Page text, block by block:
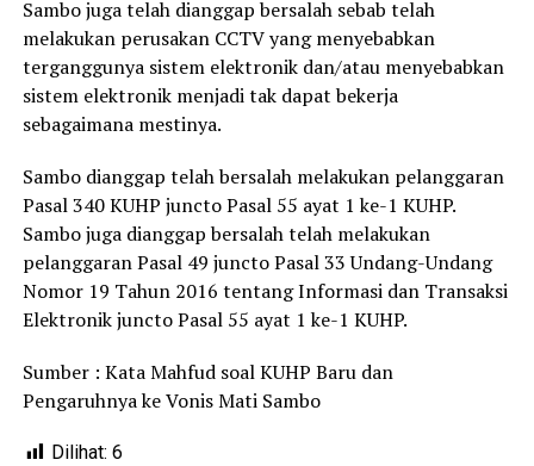
Sambo juga telah dianggap bersalah sebab telah
melakukan perusakan CCTV yang menyebabkan
terganggunya sistem elektronik dan/atau menyebabkan
sistem elektronik menjadi tak dapat bekerja
sebagaimana mestinya.
Sambo dianggap telah bersalah melakukan pelanggaran
Pasal 340 KUHP juncto Pasal 55 ayat 1 ke-1 KUHP.
Sambo juga dianggap bersalah telah melakukan
pelanggaran Pasal 49 juncto Pasal 33 Undang-Undang
Nomor 19 Tahun 2016 tentang Informasi dan Transaksi
Elektronik juncto Pasal 55 ayat 1 ke-1 KUHP.
Sumber : Kata Mahfud soal KUHP Baru dan
Pengaruhnya ke Vonis Mati Sambo
Dilihat: 6